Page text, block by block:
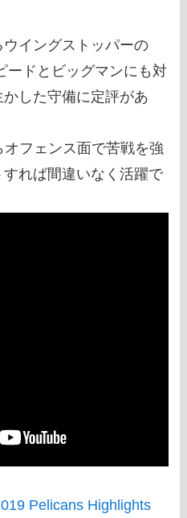
イングストッパーの
ードとビッグマンにも対
した守備に定評があ
フェンス面で苦戦を強
れば間違いなく活躍で
Pelicans Highlights